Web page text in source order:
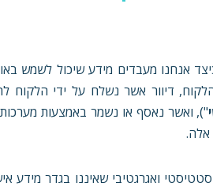
אנחנו מעבדים מידע שיכול לשמש
אלה.
ואגרגטיבי שאיננו בגדר